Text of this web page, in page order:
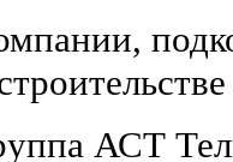
АСТ